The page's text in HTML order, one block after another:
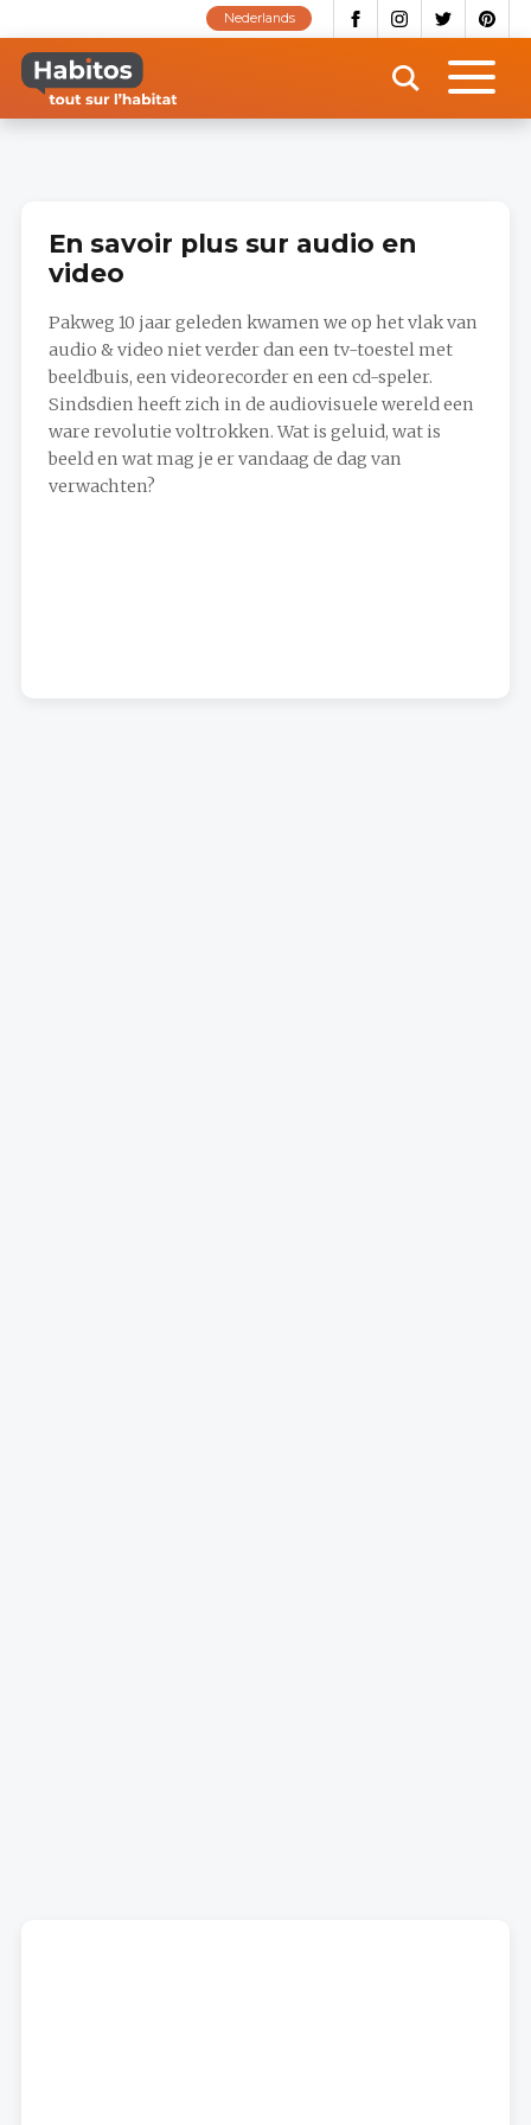
contenu
principal
Nederlands
En savoir plus sur audio en
video
Pakweg 10 jaar geleden kwamen we op het vlak van
audio & video niet verder dan een tv-toestel met
beeldbuis, een videorecorder en een cd-speler.
Sindsdien heeft zich in de audiovisuele wereld een
ware revolutie voltrokken. Wat is geluid, wat is
beeld en wat mag je er vandaag de dag van
verwachten?